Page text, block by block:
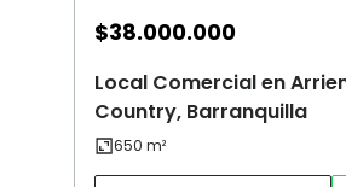
$38.000.000
Local Comercial en
Country, Barranquilla